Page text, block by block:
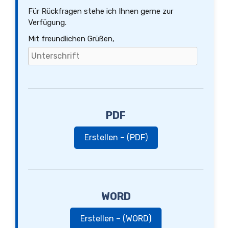
Für Rückfragen stehe ich Ihnen gerne zur
Verfügung.
Mit freundlichen Grüßen,
PDF
Erstellen – (PDF)
WORD
Erstellen – (WORD)